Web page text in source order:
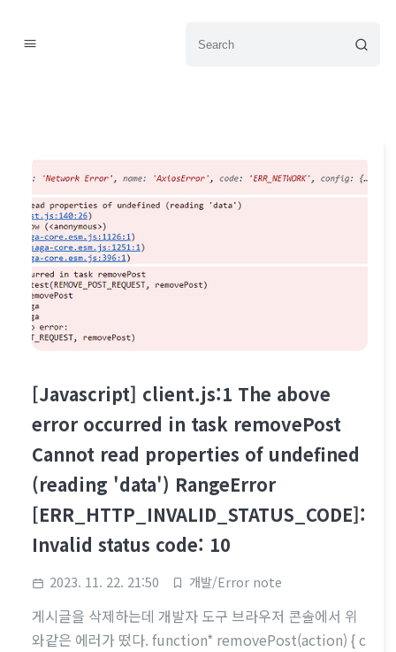
[Javascript] client.js:1 The above
error occurred in task removePost
Cannot read properties of undefined
(reading 'data') RangeError
[ERR_HTTP_INVALID_STATUS_CODE]:
Invalid status code: 10
2023. 11. 22. 21:50 개발/Error note
게시글을 삭제하는데 개발자 도구 브라우저 콘솔에서 위
와같은 에러가 떴다. function* removePost(action) { c